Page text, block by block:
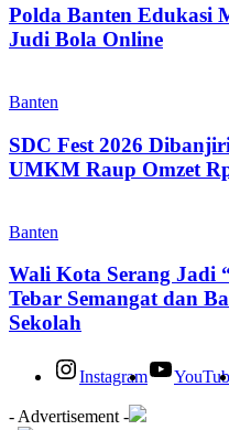
Polda Banten Edukasi
Judi Bola Online
Banten
SDC Fest 2026
UMKM Raup Omzet
Banten
Wali Kota Serang Jadi
Tebar Semangat dan
Sekolah
Instagram
- Advertisement -